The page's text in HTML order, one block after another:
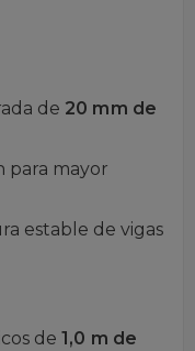
de 20 mm de
para mayor
estable de vigas
de 1,0 m de